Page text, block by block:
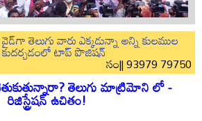
తెలుగు వారు ఎక్కడున్నా అన్ని కులముల
కుదర్చడంలో టాప్ పొజిషన్
సం|| 93979 79750
తెలుగు మాట్రిమోని లో -
రిజిస్ట్రేషన్ ఉచితం!